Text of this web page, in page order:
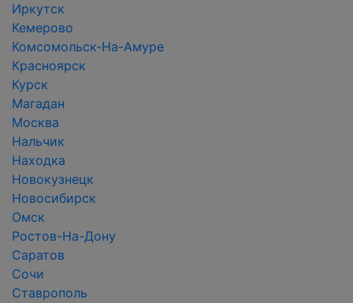
Иркутск
Кемерово
Комсомольск-На-Амуре
Красноярск
Курск
Магадан
Москва
Нальчик
Находка
Новокузнецк
Новосибирск
Омск
Ростов-На-Дону
Саратов
Сочи
Ставрополь